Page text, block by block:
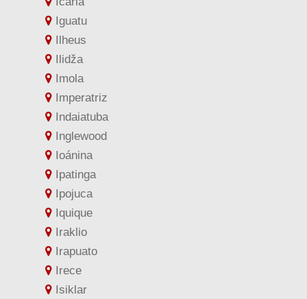
Iguatu
Ilheus
Ilidža
Imola
Imperatriz
Indaiatuba
Inglewood
Ioánina
Ipatinga
Ipojuca
Iquique
Iraklio
Irapuato
Irece
Isiklar